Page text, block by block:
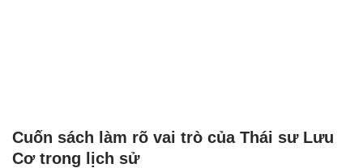
Cuốn sách làm rõ vai trò của Thái sư Lưu
Cơ trong lịch sử